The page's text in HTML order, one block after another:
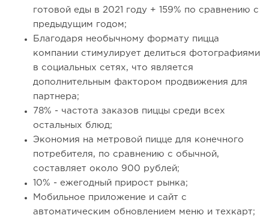
готовой еды в 2021 году + 159% по сравнению с
предыдущим годом;
Благодаря необычному формату пицца
компании стимулирует делиться фотографиями
в социальных сетях, что является
дополнительным фактором продвижения для
партнера;
78% - частота заказов пиццы среди всех
остальных блюд;
Экономия на метровой пицце для конечного
потребителя, по сравнению с обычной,
составляет около 900 рублей;
10% - ежегодный прирост рынка;
Мобильное приложение и сайт с
автоматическим обновлением меню и техкарт;